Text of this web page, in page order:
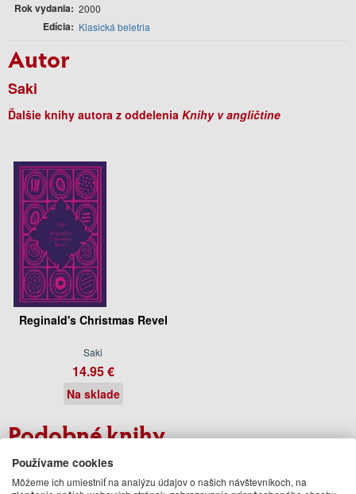
Rok vydania 2000
Edícia Klasická beletria
Autor
Saki
Ďalšie knihy autora z oddelenia Knihy v angličtine
Reginald's Christmas Revel
Saki
14.95 €
Na sklade
Podobné knihy
Používame cookies
Môžeme ich umiestniť na analýzu údajov o našich návštevníkoch, na